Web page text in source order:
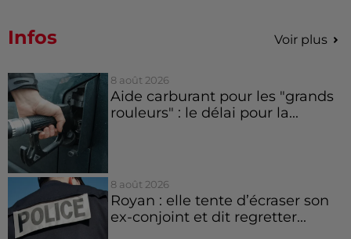
Infos Voir plus
8 août 2026
Aide carburant pour les "grands
rouleurs" : le délai pour la...
8 août 2026
Royan : elle tente d’écraser son
ex-conjoint et dit regretter...